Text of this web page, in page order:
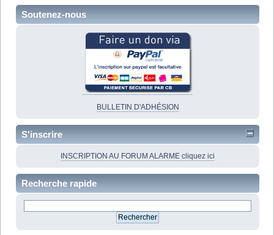
Soutenez-nous
BULLETIN D'ADHÉSION
S'inscrire
INSCRIPTION AU FORUM ALARME cliquez ici
Recherche rapide